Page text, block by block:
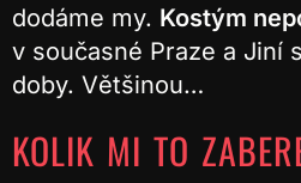
dodáme my. Kostým
v současné Praze a Jiní
doby. Většinou…
KOLIK MI TO